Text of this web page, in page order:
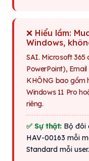
❌ Hiểu lầm:
Windows,
SAI. Microsoft 365
PowerPoint),
KHÔNG bao gồm
Windows 11 Pro
riêng.
✅ Sự thật: Bộ đôi
HAV-00163 mỗi
Standard mỗi user.